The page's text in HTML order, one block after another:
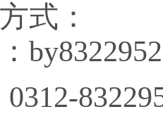
式：
0312-